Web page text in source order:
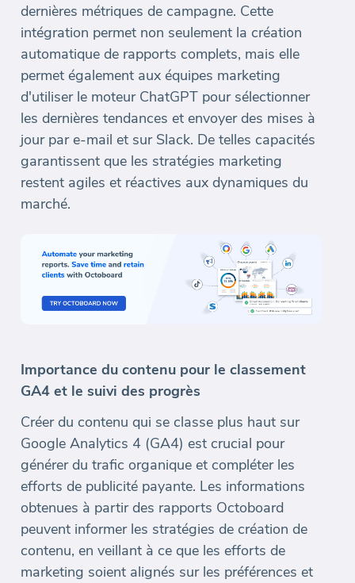
dernières métriques de campagne. Cette
intégration permet non seulement la création
automatique de rapports complets, mais elle
permet également aux équipes marketing
d'utiliser le moteur ChatGPT pour sélectionner
les dernières tendances et envoyer des mises à
jour par e-mail et sur Slack. De telles capacités
garantissent que les stratégies marketing
restent agiles et réactives aux dynamiques du
marché.
Importance du contenu pour le classement
GA4 et le suivi des progrès
Créer du contenu qui se classe plus haut sur
Google Analytics 4 (GA4) est crucial pour
générer du trafic organique et compléter les
efforts de publicité payante. Les informations
obtenues à partir des rapports Octoboard
peuvent informer les stratégies de création de
contenu, en veillant à ce que les efforts de
marketing soient alignés sur les préférences et